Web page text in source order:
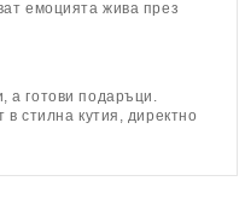
емоцията жива през
готови подаръци.
в стилна кутия, директно